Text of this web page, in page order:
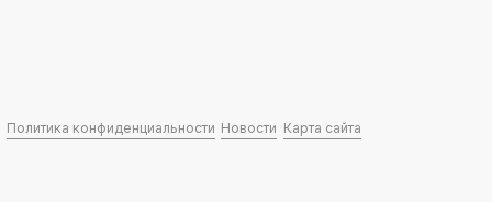
Политика конфиденциальности Новости Карта сайта